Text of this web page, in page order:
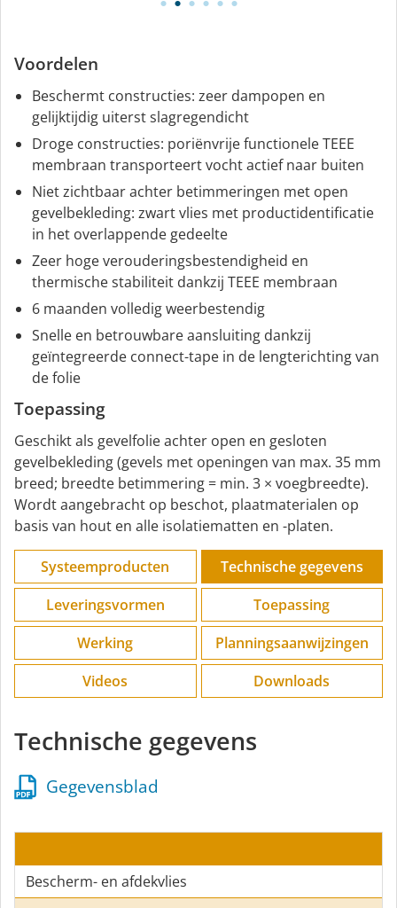
Voordelen
Beschermt constructies: zeer dampopen en
gelijktijdig uiterst slagregendicht
Droge constructies: poriënvrije functionele TEEE
membraan transporteert vocht actief naar buiten
Niet zichtbaar achter betimmeringen met open
gevelbekleding: zwart vlies met productidentificatie
in het overlappende gedeelte
Zeer hoge verouderingsbestendigheid en
thermische stabiliteit dankzij TEEE membraan
6 maanden volledig weerbestendig
Snelle en betrouwbare aansluiting dankzij
geïntegreerde connect-tape in de lengterichting van
de folie
Toepassing
Geschikt als gevelfolie achter open en gesloten
gevelbekleding (gevels met openingen van max. 35 mm
breed; breedte betimmering = min. 3 × voegbreedte).
Wordt aangebracht op beschot, plaatmaterialen op
basis van hout en alle isolatiematten en -platen.
Systeemproducten
Technische gegevens
Leveringsvormen
Toepassing
Werking
Planningsaanwijzingen
Videos
Downloads
Technische gegevens
Gegevensblad
Bescherm- en afdekvlies